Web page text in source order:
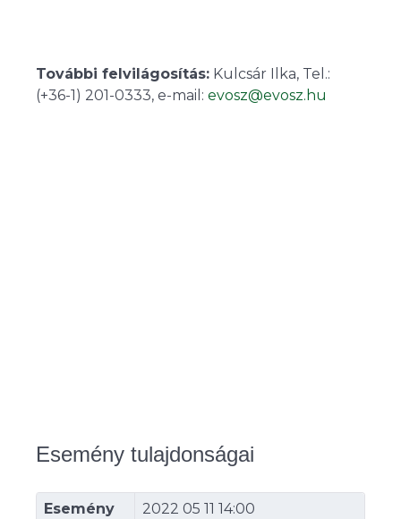
További felvilágosítás: Kulcsár Ilka, Tel.:
(+36-1) 201-0333, e-mail: evosz@evosz.hu
Esemény tulajdonságai
Esemény
2022 05 11 14:00